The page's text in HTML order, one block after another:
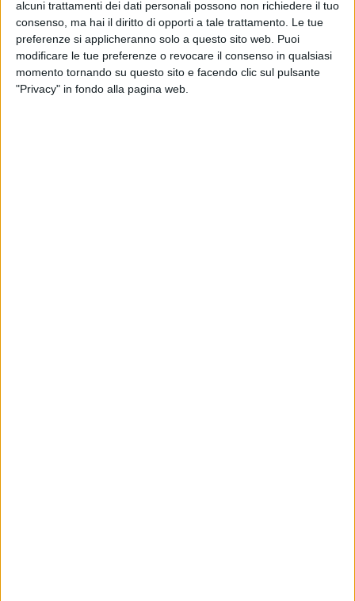
alcuni trattamenti dei dati personali possono non richiedere il tuo
consenso, ma hai il diritto di opporti a tale trattamento. Le tue
preferenze si applicheranno solo a questo sito web. Puoi
modificare le tue preferenze o revocare il consenso in qualsiasi
momento tornando su questo sito e facendo clic sul pulsante
"Privacy" in fondo alla pagina web.
pochettino più mossa dell'originale che aveva un
andamento solo chitarra e voce”.
Questa collaborazione ha permesso loro di mostrare
anche un'anima diversa delle loro produzioni.